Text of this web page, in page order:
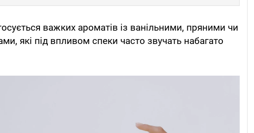
важких ароматів із ванільними, пряними чи
які під впливом спеки часто звучать набагато